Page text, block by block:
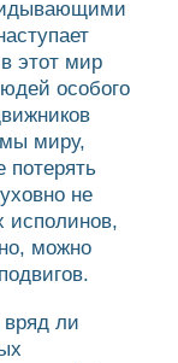
этот мир
особого
миру,
потерять
не
исполинов,
можно
ли